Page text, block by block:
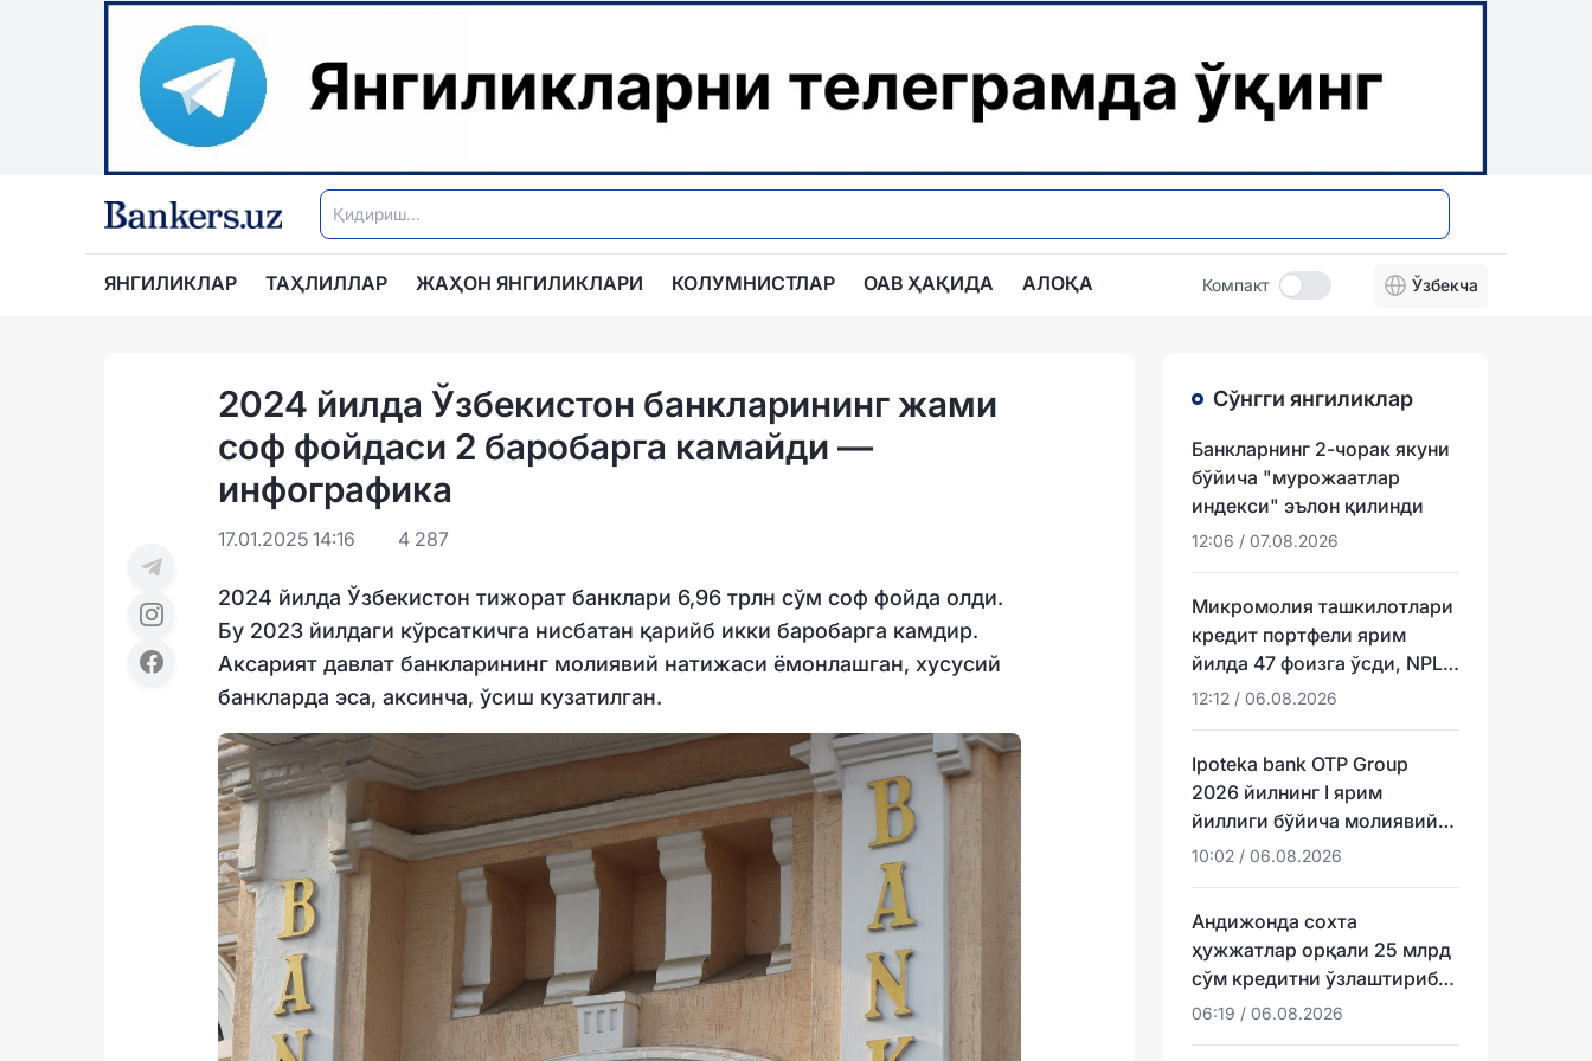
ЯНГИЛИКЛАР ТАҲЛИЛЛАР ЖАҲОН ЯНГИЛИКЛАРИ КОЛУМНИСТЛАР ОАВ ҲАҚИДА АЛОҚА Компакт Ўзбекча
2024 йилда Ўзбекистон банкларининг жами
соф фойдаси 2 баробарга камайди —
инфографика
17.01.2025 14:16 4 287
2024 йилда Ўзбекистон тижорат банклари 6,96 трлн сўм соф фойда олди.
Бу 2023 йилдаги кўрсаткичга нисбатан қарийб икки баробарга камдир.
Аксарият давлат банкларининг молиявий натижаси ёмонлашган, хусусий
банкларда эса, аксинча, ўсиш кузатилган.
Сўнгги янгиликлар
Банкларнинг 2-чорак якуни
бўйича "мурожаатлар
индекси" эълон қилинди
12:06 / 07.08.2026
Микромолия ташкилотлари
кредит портфели ярим
йилда 47 фоизга ўсди, NPL
эса ундан тезроқ
12:12 / 06.08.2026
Ipoteka bank OTP Group
2026 йилнинг I ярим
йиллиги бўйича молиявий
натижаларини эълон қилди
10:02 / 06.08.2026
Андижонда сохта
ҳужжатлар орқали 25 млрд
сўм кредитни ўзлаштириб
юборганлар аниқланди
06:19 / 06.08.2026